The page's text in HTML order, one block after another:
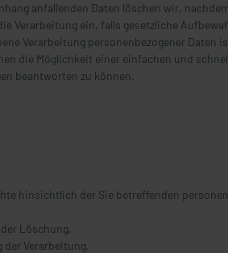
anfallenden Daten löschen wir,
Verarbeitung ein, falls gesetzliche
Verarbeitung personenbezogener Daten
die Möglichkeit einer einfachen und
beantworten zu können.
hinsichtlich der Sie betreffenden
Löschung,
Verarbeitung,